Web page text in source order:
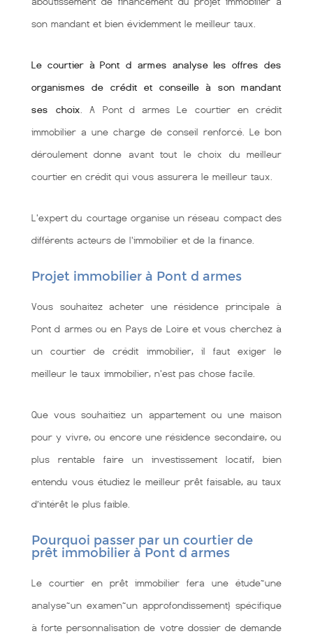
son mandant et bien évidemment le meilleur taux.
Le courtier à Pont d armes analyse les offres des
organismes de crédit et conseille à son mandant
ses choix . A Pont d armes Le courtier en crédit
immobilier a une charge de conseil renforcé. Le bon
déroulement donne avant tout le choix du meilleur
courtier en crédit qui vous assurera le meilleur taux.
L'expert du courtage organise un réseau compact des
différents acteurs de l'immobilier et de la finance.
Projet immobilier à Pont d armes
Vous souhaitez acheter une résidence principale à
Pont d armes ou en Pays de Loire et vous cherchez à
un courtier de crédit immobilier, il faut exiger le
meilleur le taux immobilier, n'est pas chose facile.
Que vous souhaitiez un appartement ou une maison
pour y vivre, ou encore une résidence secondaire, ou
plus rentable faire un investissement locatif, bien
entendu vous étudiez le meilleur prêt faisable, au taux
d’intérêt le plus faible.
Pourquoi passer par un courtier de
prêt immobilier à Pont d armes
Le courtier en prêt immobilier fera une étude~une
analyse~un examen~un approfondissement} spécifique
à forte personnalisation de votre dossier de demande